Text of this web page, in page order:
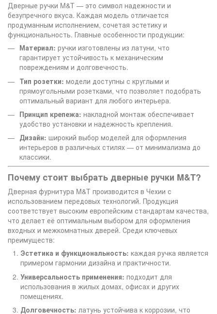
Дверные ручки M&T — это символ надежности и
безупречного вкуса. Каждая модель отличается
продуманным исполнением, сочетая эстетику и
функциональность. Главные особенности продукции:
Материал: ручки изготовлены из латуни, что
гарантирует устойчивость к механическим
повреждениям и долговечность.
Тип розетки: модели доступны с круглыми и
прямоугольными розетками, что позволяет подобрать
оптимальный вариант для любого интерьера.
Принцип крепежа: накладной монтаж обеспечивает
удобство установки и надежность крепления.
Дизайн: широкий выбор моделей для оформления
интерьеров в различных стилях — от минимализма до
классики.
Почему стоит выбрать дверные ручки M&T?
Дверная фурнитура M&T производится в Чехии с
использованием передовых технологий. Продукция
соответствует высоким европейским стандартам качества,
что делает её оптимальным выбором для оформления
входных и межкомнатных дверей. Среди ключевых
преимуществ:
Эстетика и функциональность: каждая ручка является
примером гармонии дизайна и практичности.
Универсальность применения: подходит для
использования в жилых домах, офисах и других
помещениях.
Долговечность: латунь устойчива к коррозии, что